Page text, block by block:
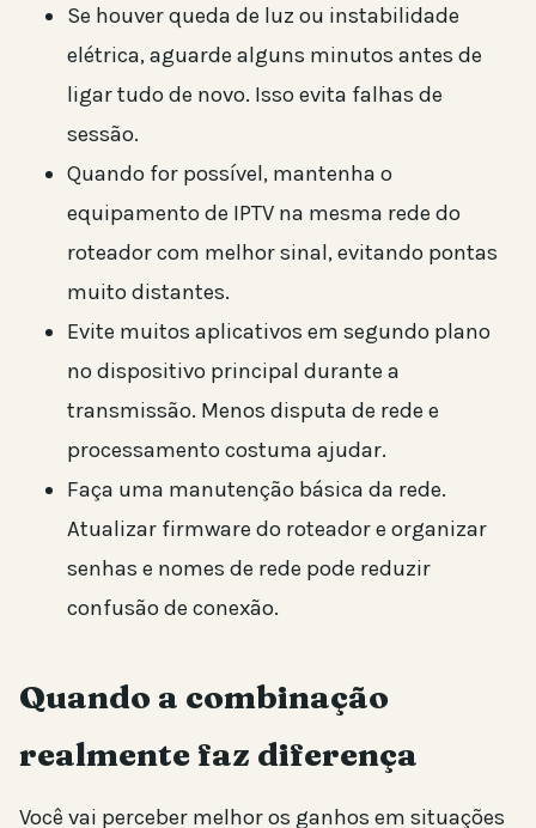
Se houver queda de luz ou instabilidade
elétrica, aguarde alguns minutos antes de
ligar tudo de novo. Isso evita falhas de
sessão.
Quando for possível, mantenha o
equipamento de IPTV na mesma rede do
roteador com melhor sinal, evitando pontas
muito distantes.
Evite muitos aplicativos em segundo plano
no dispositivo principal durante a
transmissão. Menos disputa de rede e
processamento costuma ajudar.
Faça uma manutenção básica da rede.
Atualizar firmware do roteador e organizar
senhas e nomes de rede pode reduzir
confusão de conexão.
Quando a combinação
realmente faz diferença
Você vai perceber melhor os ganhos em situações